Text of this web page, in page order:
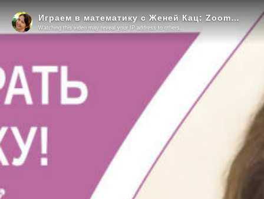
Играем в математику с Женей Кац: Zoom урок на 7 лет. Приходи играть в математику
Watching this video may reveal your IP address to others.